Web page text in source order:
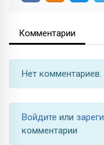
Комментарии
Нет
Войдите или
комментарии